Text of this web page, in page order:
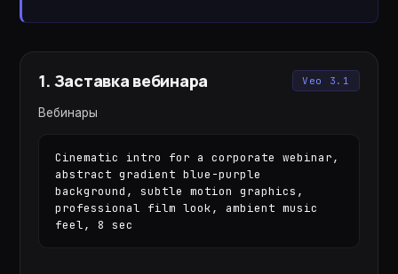
1. Заставка вебинара Veo 3.1
Вебинары
Cinematic intro for a corporate webinar,
abstract gradient blue-purple
background, subtle motion graphics,
professional film look, ambient music
feel, 8 sec